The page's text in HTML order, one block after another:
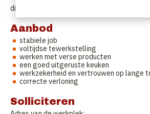
direct.
Aanbod
stabiele job
voltijdse tewerkstelling
werken met verse producten
een goed uitgeruste keuken
werkzekerheid en vertrouwen op lange
correcte verloning
Solliciteren